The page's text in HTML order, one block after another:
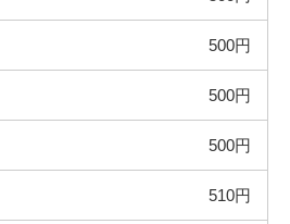
500円
500円
500円
510円